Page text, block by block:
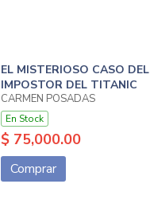
EL MISTERIOSO CASO DEL
IMPOSTOR DEL TITANIC
CARMEN POSADAS
En Stock
$ 75,000.00
Comprar